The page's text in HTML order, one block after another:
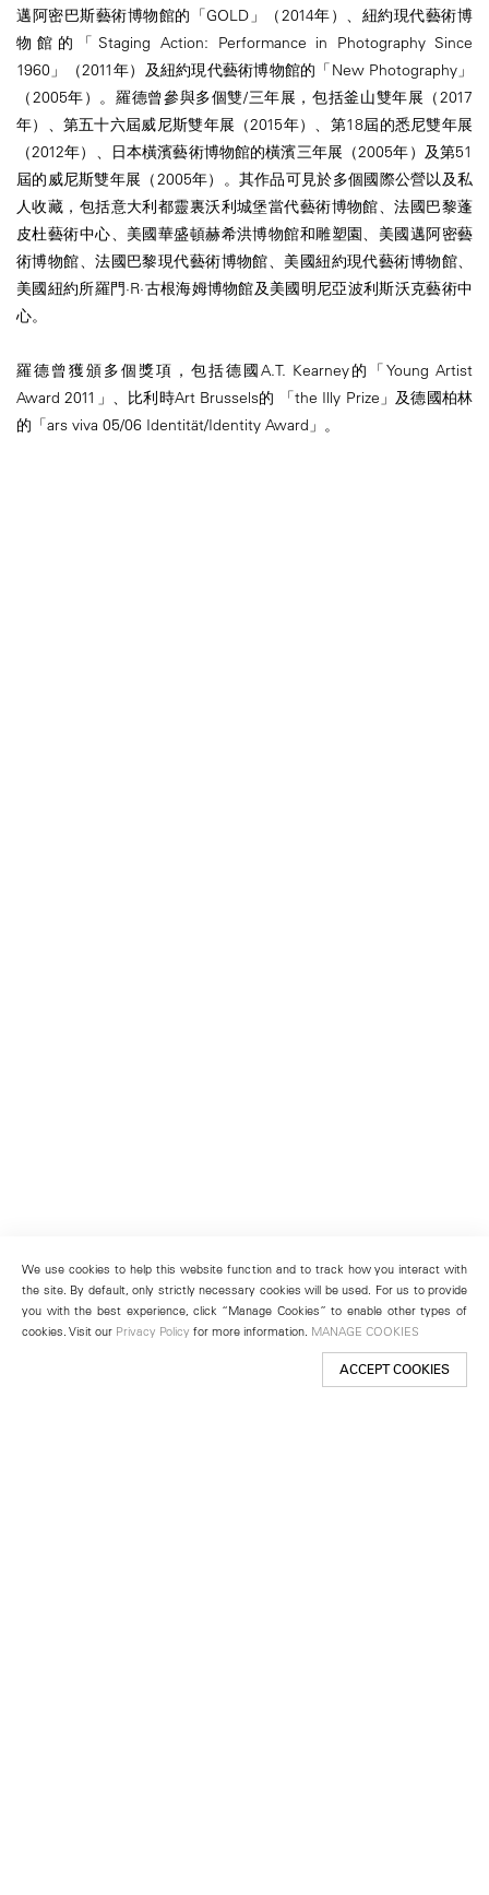
邁阿密巴斯藝術博物館的「GOLD」（2014年）、紐約現代藝術博
物館的「Staging Action: Performance in Photography Since
1960」（2011年）及紐約現代藝術博物館的「New Photography」
（2005年）。羅德曾參與多個雙/三年展，包括釜山雙年展（2017
年）、第五十六屆威尼斯雙年展（2015年）、第18屆的悉尼雙年展
（2012年）、日本橫濱藝術博物館的橫濱三年展（2005年）及第51
屆的威尼斯雙年展（2005年）。其作品可見於多個國際公營以及私
人收藏，包括意大利都靈裏沃利城堡當代藝術博物館、法國巴黎蓬
皮杜藝術中心、美國華盛頓赫希洪博物館和雕塑園、美國邁阿密藝
術博物館、法國巴黎現代藝術博物館、美國紐約現代藝術博物館、
美國紐約所羅門·R·古根海姆博物館及美國明尼亞波利斯沃克藝術中
心。
羅德曾獲頒多個獎項，包括德國A.T. Kearney的「Young Artist
Award 2011」、比利時Art Brussels的 「the Illy Prize」及德國柏林
的「ars viva 05/06 Identität/Identity Award」。
We use cookies to help this website function and to track how you interact with
the site. By default, only strictly necessary cookies will be used. For us to provide
you with the best experience, click “Manage Cookies” to enable other types of
cookies. Visit our Privacy Policy for more information. MANAGE COOKIES
ACCEPT COOKIES